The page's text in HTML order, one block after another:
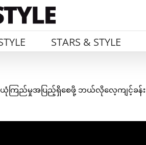
STARS & STYLE
ကြည်မှုအပြည့်ရှိစေဖို့ ဘယ်လိုလေ့ကျင့်ခန်း